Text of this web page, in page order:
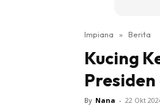
Impiana » Berita
Kucing
Presiden
By Nana - 22 Okt